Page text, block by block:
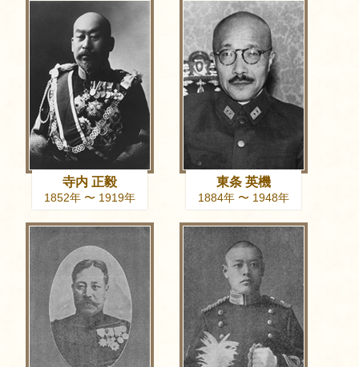
寺内 正毅
1852年 〜 1919年
東条 英機
1884年 〜 1948年